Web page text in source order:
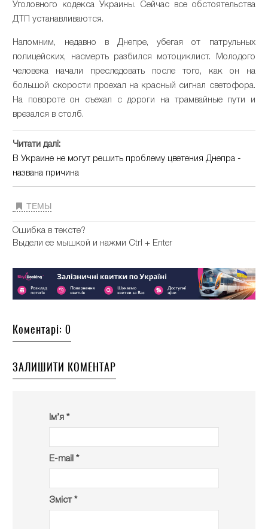
Уголовного кодекса Украины. Сейчас все обстоятельства
ДТП устанавливаются.
Напомним, недавно в Днепре, убегая от патрульных
полицейских, насмерть разбился мотоциклист. Молодого
человека начали преследовать после того, как он на
большой скорости проехал на красный сигнал светофора.
На повороте он съехал с дороги на трамвайные пути и
врезался в столб.
Читати далі:
В Украине не могут решить проблему цветения Днепра -
названа причина
ТЕМЫ
Ошибка в тексте?
Выдели ее мышкой и нажми Ctrl + Enter
Коментарі: 0
ЗАЛИШИТИ КОМЕНТАР
Ім’я *
E-mail *
Зміст *